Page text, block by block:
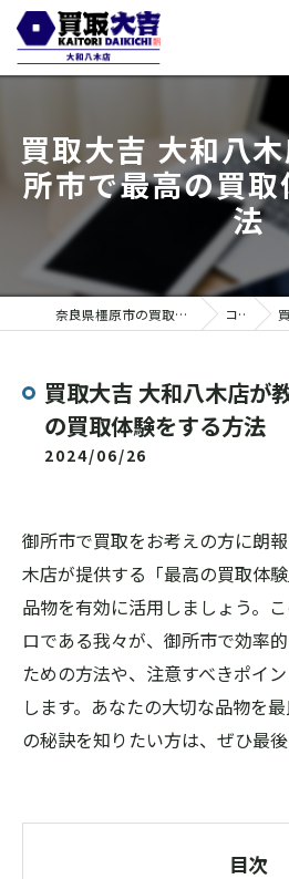
買取大吉 大和八
所市で最高の買
法
奈良県橿原市の買取なら買取大吉 大和八木店 コラム 買
買取大吉 大和八木店が
の買取体験をする方法
2024/06/26
御所市で買取をお考えの方に朗
木店が提供する「最高の買取体
品物を有効に活用しましょう。
ロである我々が、御所市で効率
ための方法や、注意すべきポイ
します。あなたの大切な品物を
の秘訣を知りたい方は、ぜひ最
目次